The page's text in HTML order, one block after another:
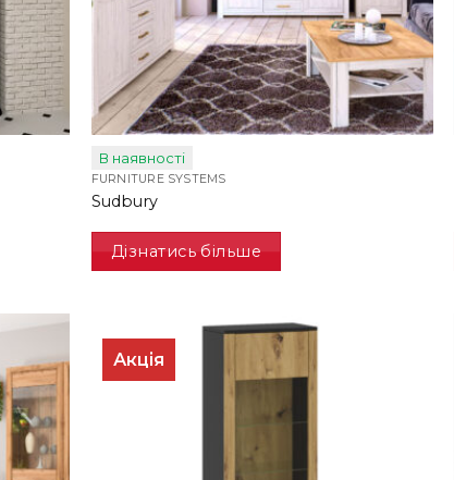
В наявності
FURNITURE SYSTEMS
Sudbury
Дізнатись більше
Акція